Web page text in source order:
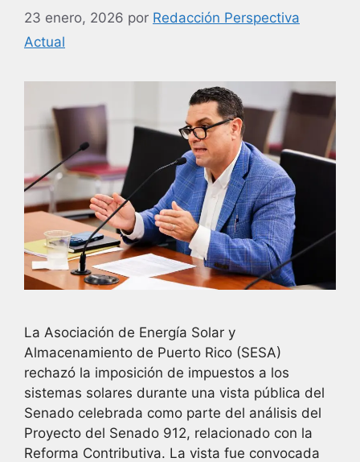
23 enero, 2026 por Redacción Perspectiva
Actual
La Asociación de Energía Solar y
Almacenamiento de Puerto Rico (SESA)
rechazó la imposición de impuestos a los
sistemas solares durante una vista pública del
Senado celebrada como parte del análisis del
Proyecto del Senado 912, relacionado con la
Reforma Contributiva. La vista fue convocada